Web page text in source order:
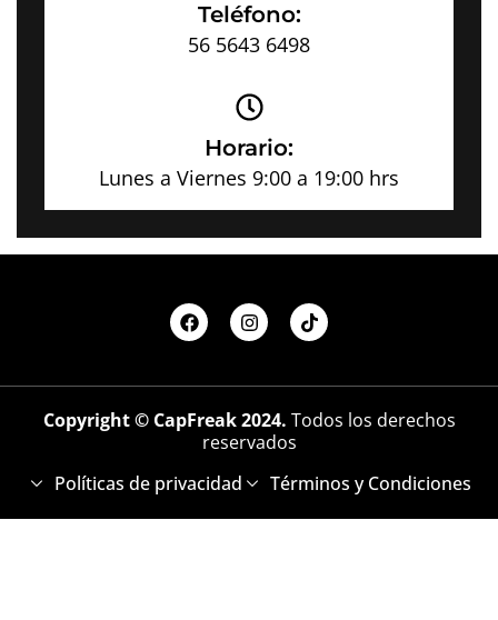
Teléfono:
56 5643 6498
Horario:
Lunes a Viernes 9:00 a 19:00 hrs
Copyright © CapFreak 2024. Todos los derechos
reservados
Políticas de privacidad
Términos y Condiciones